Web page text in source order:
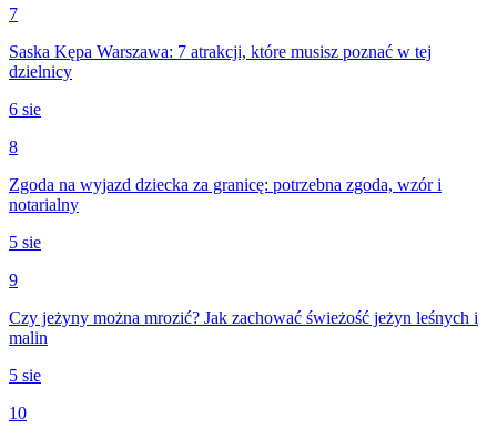
7
Saska Kępa Warszawa: 7 atrakcji, które musisz poznać w tej
dzielnicy
6 sie
8
Zgoda na wyjazd dziecka za granicę: potrzebna zgoda, wzór i
notarialny
5 sie
9
Czy jeżyny można mrozić? Jak zachować świeżość jeżyn leśnych i
malin
5 sie
10